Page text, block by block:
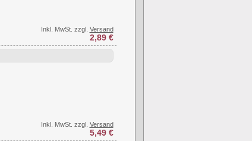
Inkl. MwSt. zzgl. Versand
2,89 €
Inkl. MwSt. zzgl. Versand
5,49 €